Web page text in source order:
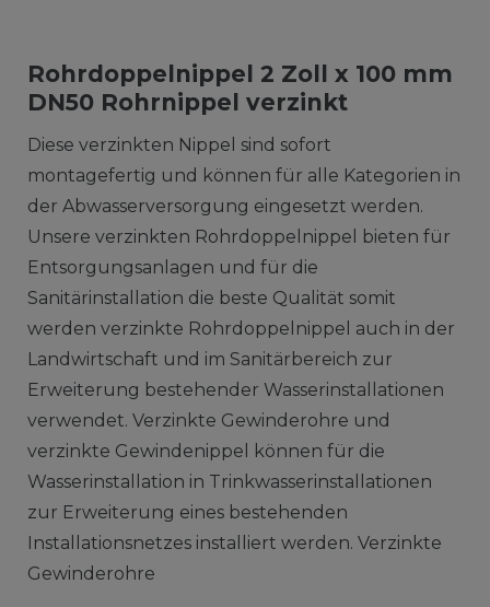
Rohrdoppelnippel 2 Zoll x 100 mm
DN50 Rohrnippel verzinkt
Diese verzinkten Nippel sind sofort
montagefertig und können für alle Kategorien in
der Abwasserversorgung eingesetzt werden.
Unsere verzinkten Rohrdoppelnippel bieten für
Entsorgungsanlagen und für die
Sanitärinstallation die beste Qualität somit
werden verzinkte Rohrdoppelnippel auch in der
Landwirtschaft und im Sanitärbereich zur
Erweiterung bestehender Wasserinstallationen
verwendet. Verzinkte Gewinderohre und
verzinkte Gewindenippel können für die
Wasserinstallation in Trinkwasserinstallationen
zur Erweiterung eines bestehenden
Installationsnetzes installiert werden. Verzinkte
Gewinderohre